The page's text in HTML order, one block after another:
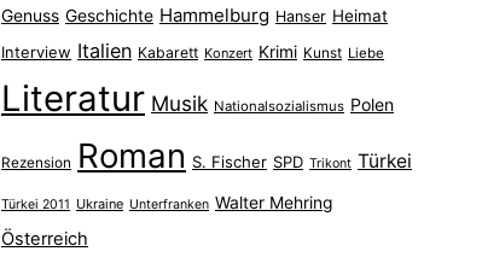
Genuss Geschichte Hammelburg Hanser Heimat
Interview Italien Kabarett Konzert Krimi Kunst Liebe
Literatur Musik Nationalsozialismus Polen
Rezension Roman S. Fischer SPD Trikont Türkei
Türkei 2011 Ukraine Unterfranken Walter Mehring
Österreich